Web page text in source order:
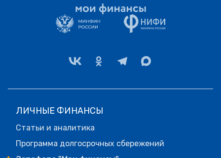
ЛИЧНЫЕ ФИНАНСЫ
Статьи и аналитика
Программа долгосрочных сбережений